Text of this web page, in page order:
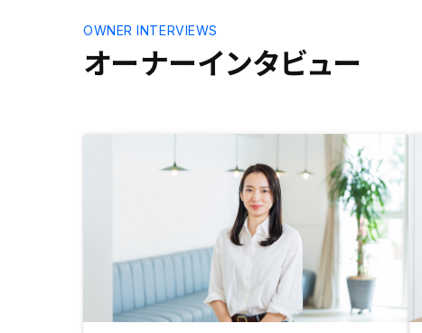
オーナーインタビュー
OWNER INTERVIEWS